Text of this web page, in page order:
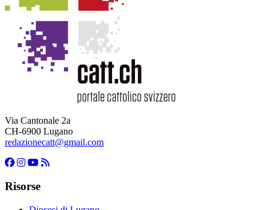
Via Cantonale 2a
CH-6900 Lugano
redazionecatt@gmail.com
Risorse